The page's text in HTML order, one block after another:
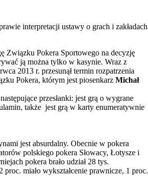
interpretacji ustawy o grach i zakładach
Związku Pokera Sportowego na decyzję
ją można tylko w kasynie. Wraz z
2013 r. przesunął termin rozpatrzenia
Pokera, którym jest piosenkarz Michał
przesłanki: jest grą o wygrane
także jest grą w karty enumeratywnie
jest absurdalny. Obecnie w pokera
polskiego pokera Słowacy, Łotysze i
pokera brało udział 28 tys.
miało wykształcenie prawnicze, 1 proc.